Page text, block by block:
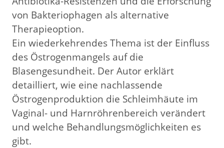
von Bakteriophagen als alternative
Therapieoption.
Ein wiederkehrendes Thema ist der Einfluss
des Östrogenmangels auf die
Blasengesundheit. Der Autor erklärt
detailliert, wie eine nachlassende
Östrogenproduktion die Schleimhäute im
Vaginal- und Harnröhrenbereich verändert
und welche Behandlungsmöglichkeiten es
gibt.